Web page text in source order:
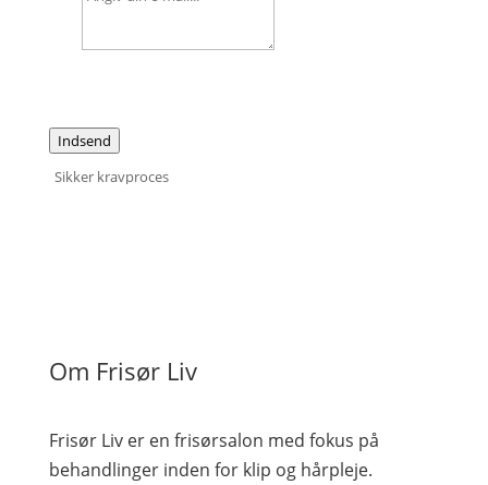
Indsend
Sikker kravproces
Om Frisør Liv
Frisør Liv er en frisørsalon med fokus på
behandlinger inden for klip og hårpleje.